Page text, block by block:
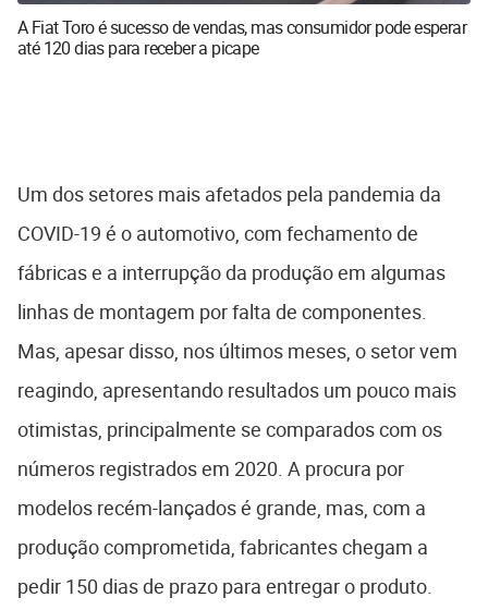
A Fiat Toro é sucesso de vendas, mas consumidor pode esperar
até 120 dias para receber a picape
Um dos setores mais afetados pela pandemia da
COVID-19 é o automotivo, com fechamento de
fábricas e a interrupção da produção em algumas
linhas de montagem por falta de componentes.
Mas, apesar disso, nos últimos meses, o setor vem
reagindo, apresentando resultados um pouco mais
otimistas, principalmente se comparados com os
números registrados em 2020. A procura por
modelos recém-lançados é grande, mas, com a
produção comprometida, fabricantes chegam a
pedir 150 dias de prazo para entregar o produto.